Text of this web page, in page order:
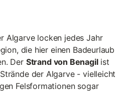
Algarve locken jedes Jahr
die hier einen Badeurlaub
Der Strand von Benagilist
der Algarve - vielleicht
Felsformationen sogar